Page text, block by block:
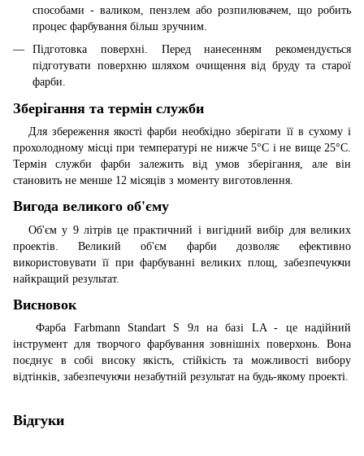
способами - валиком, пензлем або розпилювачем, що робить
процес фарбування більш зручним.
Підготовка поверхні. Перед нанесенням рекомендується
підготувати поверхню шляхом очищення від бруду та старої
фарби.
Зберігання та термін служби
Для збереження якості фарби необхідно зберігати її в сухому і
прохолодному місці при температурі не нижче 5°C і не вище 25°C.
Термін служби фарби залежить від умов зберігання, але він
становить не менше 12 місяців з моменту виготовлення.
Вигода великого об'єму
Об'єм у 9 літрів це практичний і вигідний вибір для великих
проектів. Великий об'єм фарби дозволяє ефективно
використовувати її при фарбуванні великих площ, забезпечуючи
найкращий результат.
Висновок
Фарба Farbmann Standart S 9л на базі LA - це надійний
інструмент для творчого фарбування зовнішніх поверхонь. Вона
поєднує в собі високу якість, стійкість та можливості вибору
відтінків, забезпечуючи незабутній результат на будь-якому проекті.
Відгуки